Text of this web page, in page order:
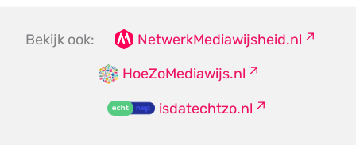
Bekijk ook:
NetwerkMediawijsheid.nl
HoeZoMediawijs.nl
isdatechtzo.nl